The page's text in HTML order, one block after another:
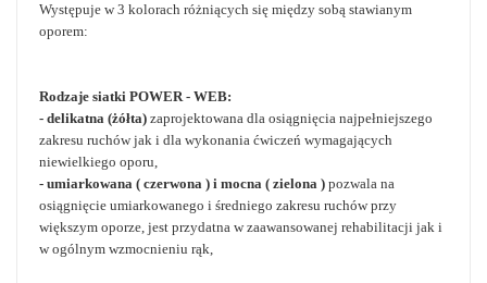
Występuje w 3 kolorach różniących się między sobą stawianym
oporem:
Rodzaje siatki POWER - WEB:
- delikatna (żółta) zaprojektowana dla osiągnięcia najpełniejszego
zakresu ruchów jak i dla wykonania ćwiczeń wymagających
niewielkiego oporu,
- umiarkowana ( czerwona ) i mocna ( zielona ) pozwala na
osiągnięcie umiarkowanego i średniego zakresu ruchów przy
większym oporze, jest przydatna w zaawansowanej rehabilitacji jak i
w ogólnym wzmocnieniu rąk,